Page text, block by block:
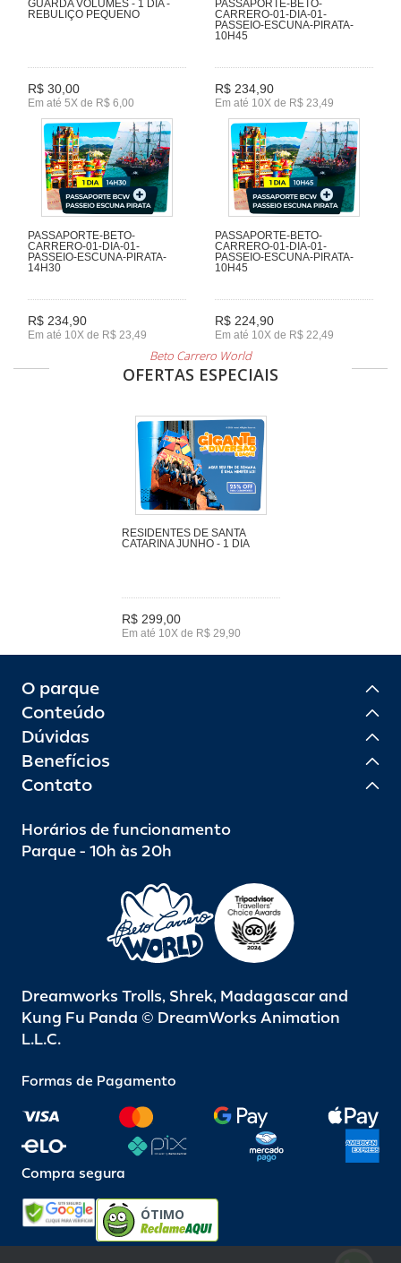
GUARDA VOLUMES - 1 DIA -
REBULIÇO PEQUENO
R$ 30,00
Em até 5X de R$ 6,00
PASSAPORTE-BETO-
CARRERO-01-DIA-01-
PASSEIO-ESCUNA-PIRATA-
10H45
R$ 234,90
Em até 10X de R$ 23,49
PASSAPORTE-BETO-
CARRERO-01-DIA-01-
PASSEIO-ESCUNA-PIRATA-
14H30
R$ 234,90
Em até 10X de R$ 23,49
PASSAPORTE-BETO-
CARRERO-01-DIA-01-
PASSEIO-ESCUNA-PIRATA-
10H45
R$ 224,90
Em até 10X de R$ 22,49
Beto Carrero World
OFERTAS ESPECIAIS
RESIDENTES DE SANTA
CATARINA JUNHO - 1 DIA
R$ 299,00
Em até 10X de R$ 29,90
O parque
Conteúdo
Dúvidas
Benefícios
Contato
Horários de funcionamento
Parque - 10h às 20h
Dreamworks Trolls, Shrek, Madagascar and
Kung Fu Panda © DreamWorks Animation
L.L.C.
Formas de Pagamento
Compra segura
ÓTIMO